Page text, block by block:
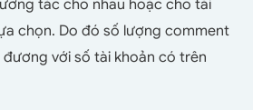
tác cho nhau hoặc cho tài
chọn. Do đó số lượng comment
với số tài khoản có trên